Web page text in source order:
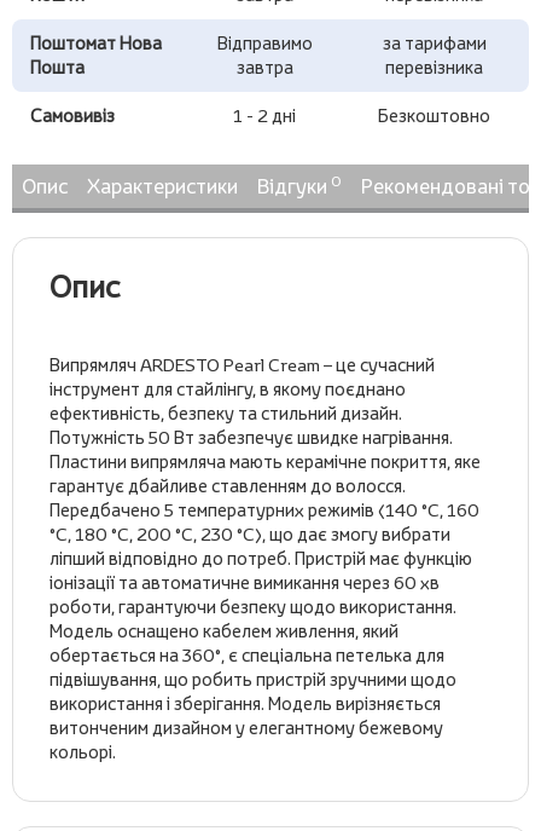
Поштомат Нова
Пошта
Відправимо
завтра
за тарифами
перевізника
Самовивіз 1 - 2 дні Безкоштовно
Опис Характеристики Відгуки 0 Рекомендовані
Опис
Випрямляч ARDESTO Pearl Cream – це сучасний
інструмент для стайлінгу, в якому поєднано
ефективність, безпеку та стильний дизайн.
Потужність 50 Вт забезпечує швидке нагрівання.
Пластини випрямляча мають керамічне покриття, яке
гарантує дбайливе ставленням до волосся.
Передбачено 5 температурних режимів (140 °C, 160
°C, 180 °C, 200 °C, 230 °C), що дає змогу вибрати
ліпший відповідно до потреб. Пристрій має функцію
іонізації та автоматичне вимикання через 60 хв
роботи, гарантуючи безпеку щодо використання.
Модель оснащено кабелем живлення, який
обертається на 360°, є спеціальна петелька для
підвішування, що робить пристрій зручними щодо
використання і зберігання. Модель вирізняється
витонченим дизайном у елегантному бежевому
кольорі.